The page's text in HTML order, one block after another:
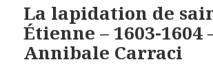
La lapidation de
Étienne – 1603-1604
Annibale Carraci